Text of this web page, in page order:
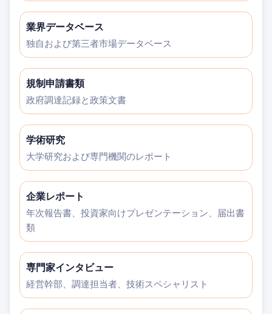
業界データベース
独自および第三者市場データベース
規制申請書類
政府調達記録と政策文書
学術研究
大学研究および専門機関のレポート
企業レポート
年次報告書、投資家向けプレゼンテーション、届出書
類
専門家インタビュー
経営幹部、調達担当者、技術スペシャリスト